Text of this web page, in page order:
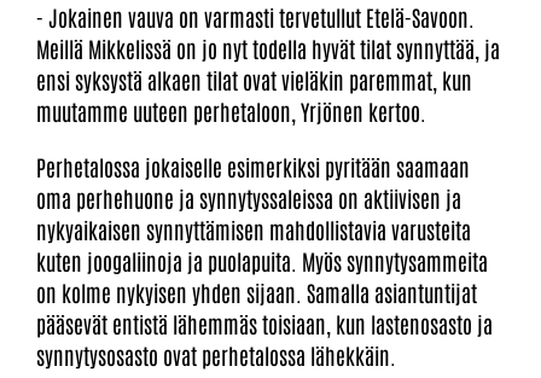
- Jokainen vauva on varmasti tervetullut Etelä-Savoon.
Meillä Mikkelissä on jo nyt todella hyvät tilat synnyttää, ja
ensi syksystä alkaen tilat ovat vieläkin paremmat, kun
muutamme uuteen perhetaloon, Yrjönen kertoo.
Perhetalossa jokaiselle esimerkiksi pyritään saamaan
oma perhehuone ja synnytyssaleissa on aktiivisen ja
nykyaikaisen synnyttämisen mahdollistavia varusteita
kuten joogaliinoja ja puolapuita. Myös synnytysammeita
on kolme nykyisen yhden sijaan. Samalla asiantuntijat
pääsevät entistä lähemmäs toisiaan, kun lastenosasto ja
synnytysosasto ovat perhetalossa lähekkäin.